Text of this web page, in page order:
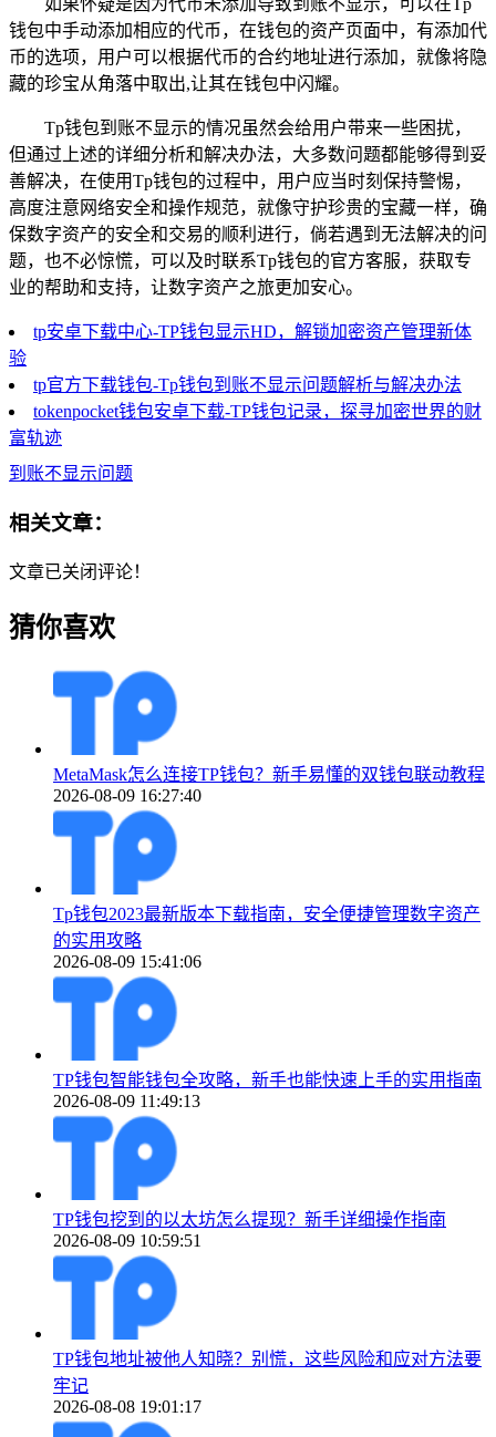
如果怀疑是因为代币未添加导致到账不显示，可以在Tp
钱包中手动添加相应的代币，在钱包的资产页面中，有添加代
币的选项，用户可以根据代币的合约地址进行添加，就像将隐
藏的珍宝从角落中取出,让其在钱包中闪耀。
Tp钱包到账不显示的情况虽然会给用户带来一些困扰，
但通过上述的详细分析和解决办法，大多数问题都能够得到妥
善解决，在使用Tp钱包的过程中，用户应当时刻保持警惕，
高度注意网络安全和操作规范，就像守护珍贵的宝藏一样，确
保数字资产的安全和交易的顺利进行，倘若遇到无法解决的问
题，也不必惊慌，可以及时联系Tp钱包的官方客服，获取专
业的帮助和支持，让数字资产之旅更加安心。
tp安卓下载中心-TP钱包显示HD，解锁加密资产管理新体
验
tp官方下载钱包-Tp钱包到账不显示问题解析与解决办法
tokenpocket钱包安卓下载-TP钱包记录，探寻加密世界的财
富轨迹
到账不显示问题
相关文章：
文章已关闭评论！
猜你喜欢
MetaMask怎么连接TP钱包？新手易懂的双钱包联动教程
2026-08-09 16:27:40
Tp钱包2023最新版本下载指南，安全便捷管理数字资产
的实用攻略
2026-08-09 15:41:06
TP钱包智能钱包全攻略，新手也能快速上手的实用指南
2026-08-09 11:49:13
TP钱包挖到的以太坊怎么提现？新手详细操作指南
2026-08-09 10:59:51
TP钱包地址被他人知晓？别慌，这些风险和应对方法要
牢记
2026-08-08 19:01:17